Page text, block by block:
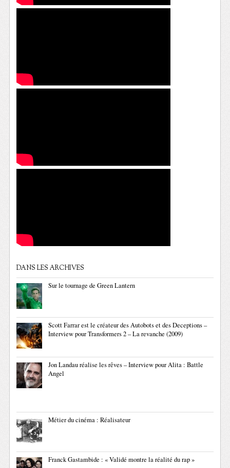
DANS LES ARCHIVES
Sur le tournage de Green Lantern
Scott Farrar est le créateur des Autobots et des Deceptions –
Interview pour Transformers 2 – La revanche (2009)
Jon Landau réalise les rêves – Interview pour Alita : Battle
Angel
Métier du cinéma : Réalisateur
Franck Gastambide : « Validé montre la réalité du rap »